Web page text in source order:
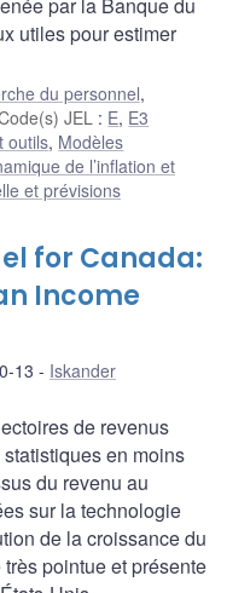
utiles pour estimer
du personnel,
JEL : E, E3
outils, Modèles
de l’inflation et
et prévisions
for Canada:
Income
13
Iskander
de revenus
en moins
du revenu au
sur la technologie
de la croissance du
pointue et présente